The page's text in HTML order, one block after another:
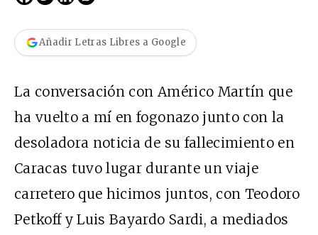
Añadir Letras Libres a Google
La conversación con Américo Martín que
ha vuelto a mí en fogonazo junto con la
desoladora noticia de su fallecimiento en
Caracas tuvo lugar durante un viaje
carretero que hicimos juntos, con Teodoro
Petkoff y Luis Bayardo Sardi, a mediados